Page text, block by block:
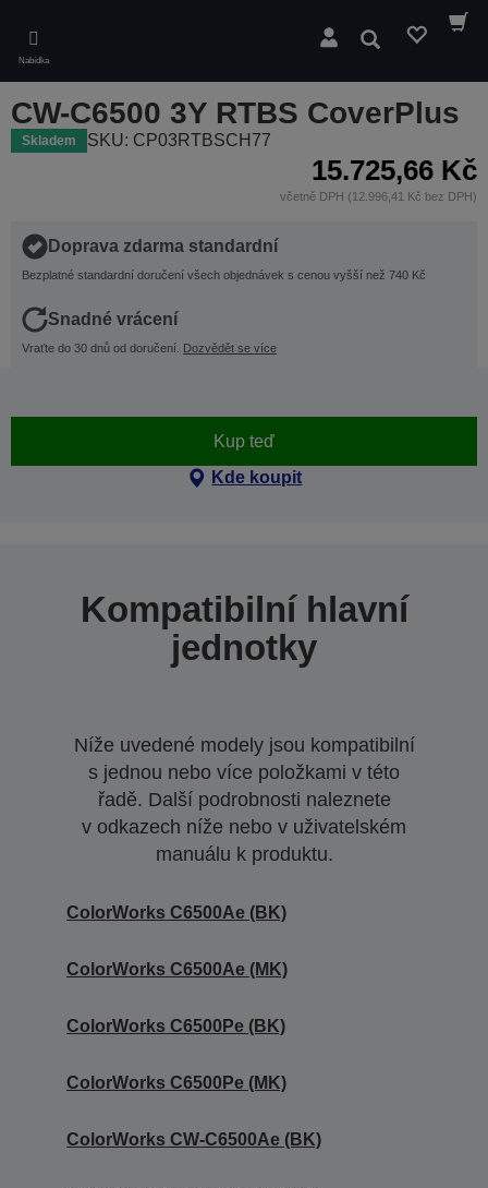
main
content
Nabídka
Hledat
CW-C6500 3Y RTBS CoverPlus
Skladem SKU: CP03RTBSCH77
15.725,66 Kč
včetně DPH (12.996,41 Kč bez DPH)
Doprava zdarma standardní
Bezplatné standardní doručení všech objednávek s cenou vyšší než 740 Kč
Snadné vrácení
Vraťte do 30 dnů od doručení. Dozvědět se více
Kup teď
Kde koupit
Kompatibilní hlavní
jednotky
Níže uvedené modely jsou kompatibilní
s jednou nebo více položkami v této
řadě. Další podrobnosti naleznete
v odkazech níže nebo v uživatelském
manuálu k produktu.
ColorWorks C6500Ae (BK)
ColorWorks C6500Ae (MK)
ColorWorks C6500Pe (BK)
ColorWorks C6500Pe (MK)
ColorWorks CW-C6500Ae (BK)